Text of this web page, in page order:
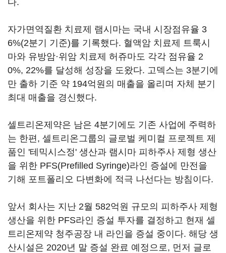
다.
자가면역질환 치료제 램시마는 국내 시장점유율 3
6%(2분기 기준)를 기록했다. 혈액암 치료제 트룩시
마와 유방암·위암 치료제 허쥬마도 각각 점유율 2
0%, 22%를 달성해 성장을 도왔다. 고덱스는 3분기에
만 출하 기준 약 194억원의 매출을 올리며 자체 분기
최대 매출을 경신했다.
셀트리온제약은 남은 4분기에도 기존 사업에 주력하
는 한편, 셀트리온그룹의 글로벌 케미컬 프로젝트 제
품인 '테믹시스정' 생산과 램시마 피하주사 제형 생산
을 위한 PFS(Prefilled Syringe)라인 증설에 만전을
기해 포트폴리오 다변화에 적극 나선다는 방침이다.
앞서 회사는 지난 2월 582억원 규모의 피하주사 제형
생산을 위한 PFS라인 증설 투자를 결정하고 현재 셀
트리온제약 청주공장 내 라인을 증설 중이다. 해당 생
산시설은 2020년 말 증설 완료 예정으로, 먼저 글로